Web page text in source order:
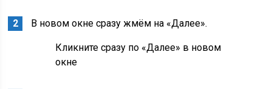
В новом окне сразу жмём на «Далее».
Кликните сразу по «Далее» в новом
окне